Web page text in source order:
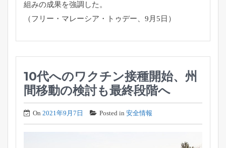
組みの成果を強調した。
（フリー・マレーシア・トゥデー、9月5日）
10代へのワクチン接種開始、州
間移動の検討も最終段階へ
On 2021年9月7日 Posted in 安全情報